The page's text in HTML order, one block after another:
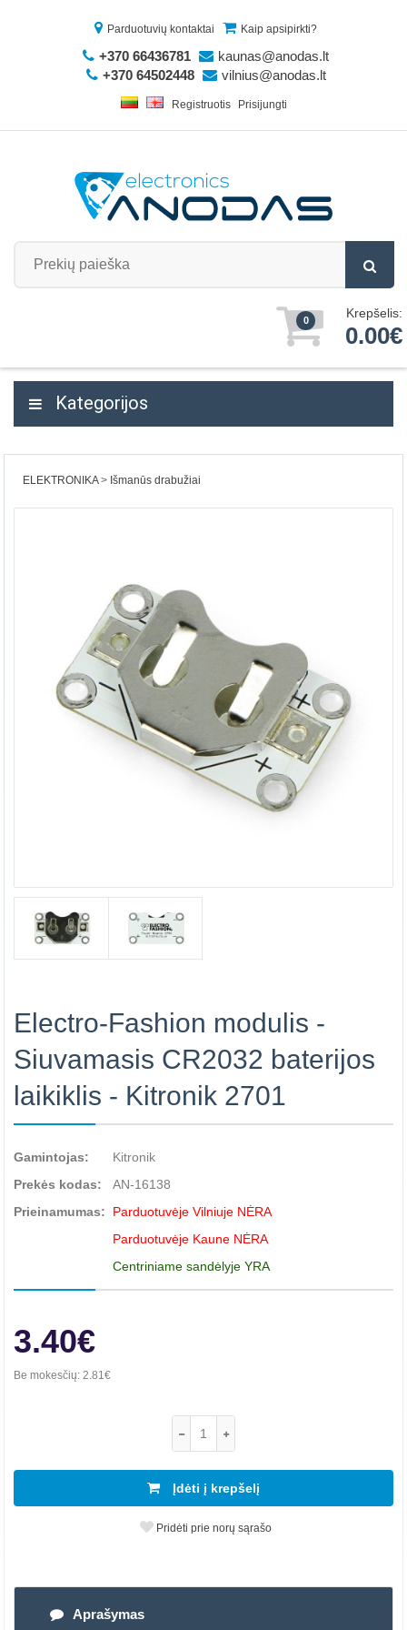
Parduotuvių kontaktai Kaip apsipirkti?
+370 66436781
kaunas@anodas.lt
+370 64502448
vilnius@anodas.lt
Registruotis Prisijungti
0 Krepšelis:
0.00€
Kategorijos
ELEKTRONIKA Išmanūs drabužiai
Electro-Fashion modulis -
Siuvamasis CR2032 baterijos
laikiklis - Kitronik 2701
Gamintojas:
Kitronik
Prekės kodas:
AN-16138
Prieinamumas:
Parduotuvėje Vilniuje NĖRA
Parduotuvėje Kaune NĖRA
Centriniame sandėlyje YRA
3.40€
Be mokesčių: 2.81€
Įdėti į krepšelį
Pridėti prie norų sąrašo
Aprašymas